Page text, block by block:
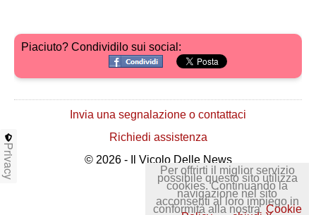
Piaciuto? Condividilo sui social:
Invia una segnalazione o contattaci
Richiedi assistenza
© 2026 - Il Vicolo Delle News
Per offrirti il miglior servizio
possibile questo sito utilizza
cookies. Continuando la
navigazione nel sito
acconsenti al loro impiego in
conformità alla nostra Cookie
Privacy